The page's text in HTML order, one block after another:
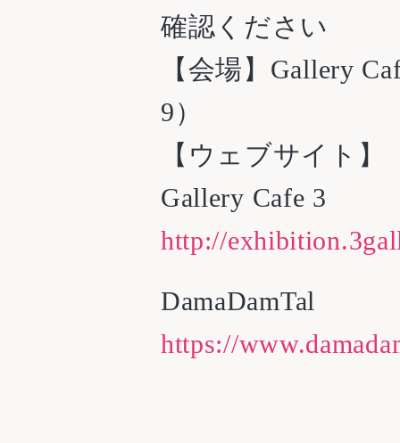
確認ください
【会場】Gallery
9）
【ウェブサイト】
Gallery Cafe 3
http://
DamaDamTal
https://